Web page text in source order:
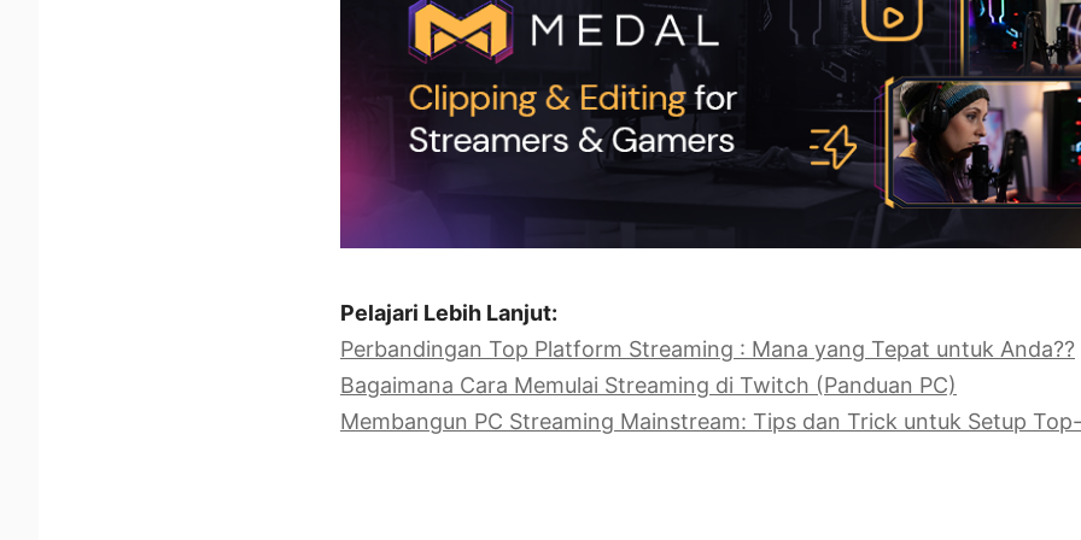
Pelajari Lebih Lanjut:
Perbandingan Top Platform Streaming : Mana yang Tepat untuk Anda??
Bagaimana Cara Memulai Streaming di Twitch (Panduan PC)
Membangun PC Streaming Mainstream: Tips dan Trick untuk Setup